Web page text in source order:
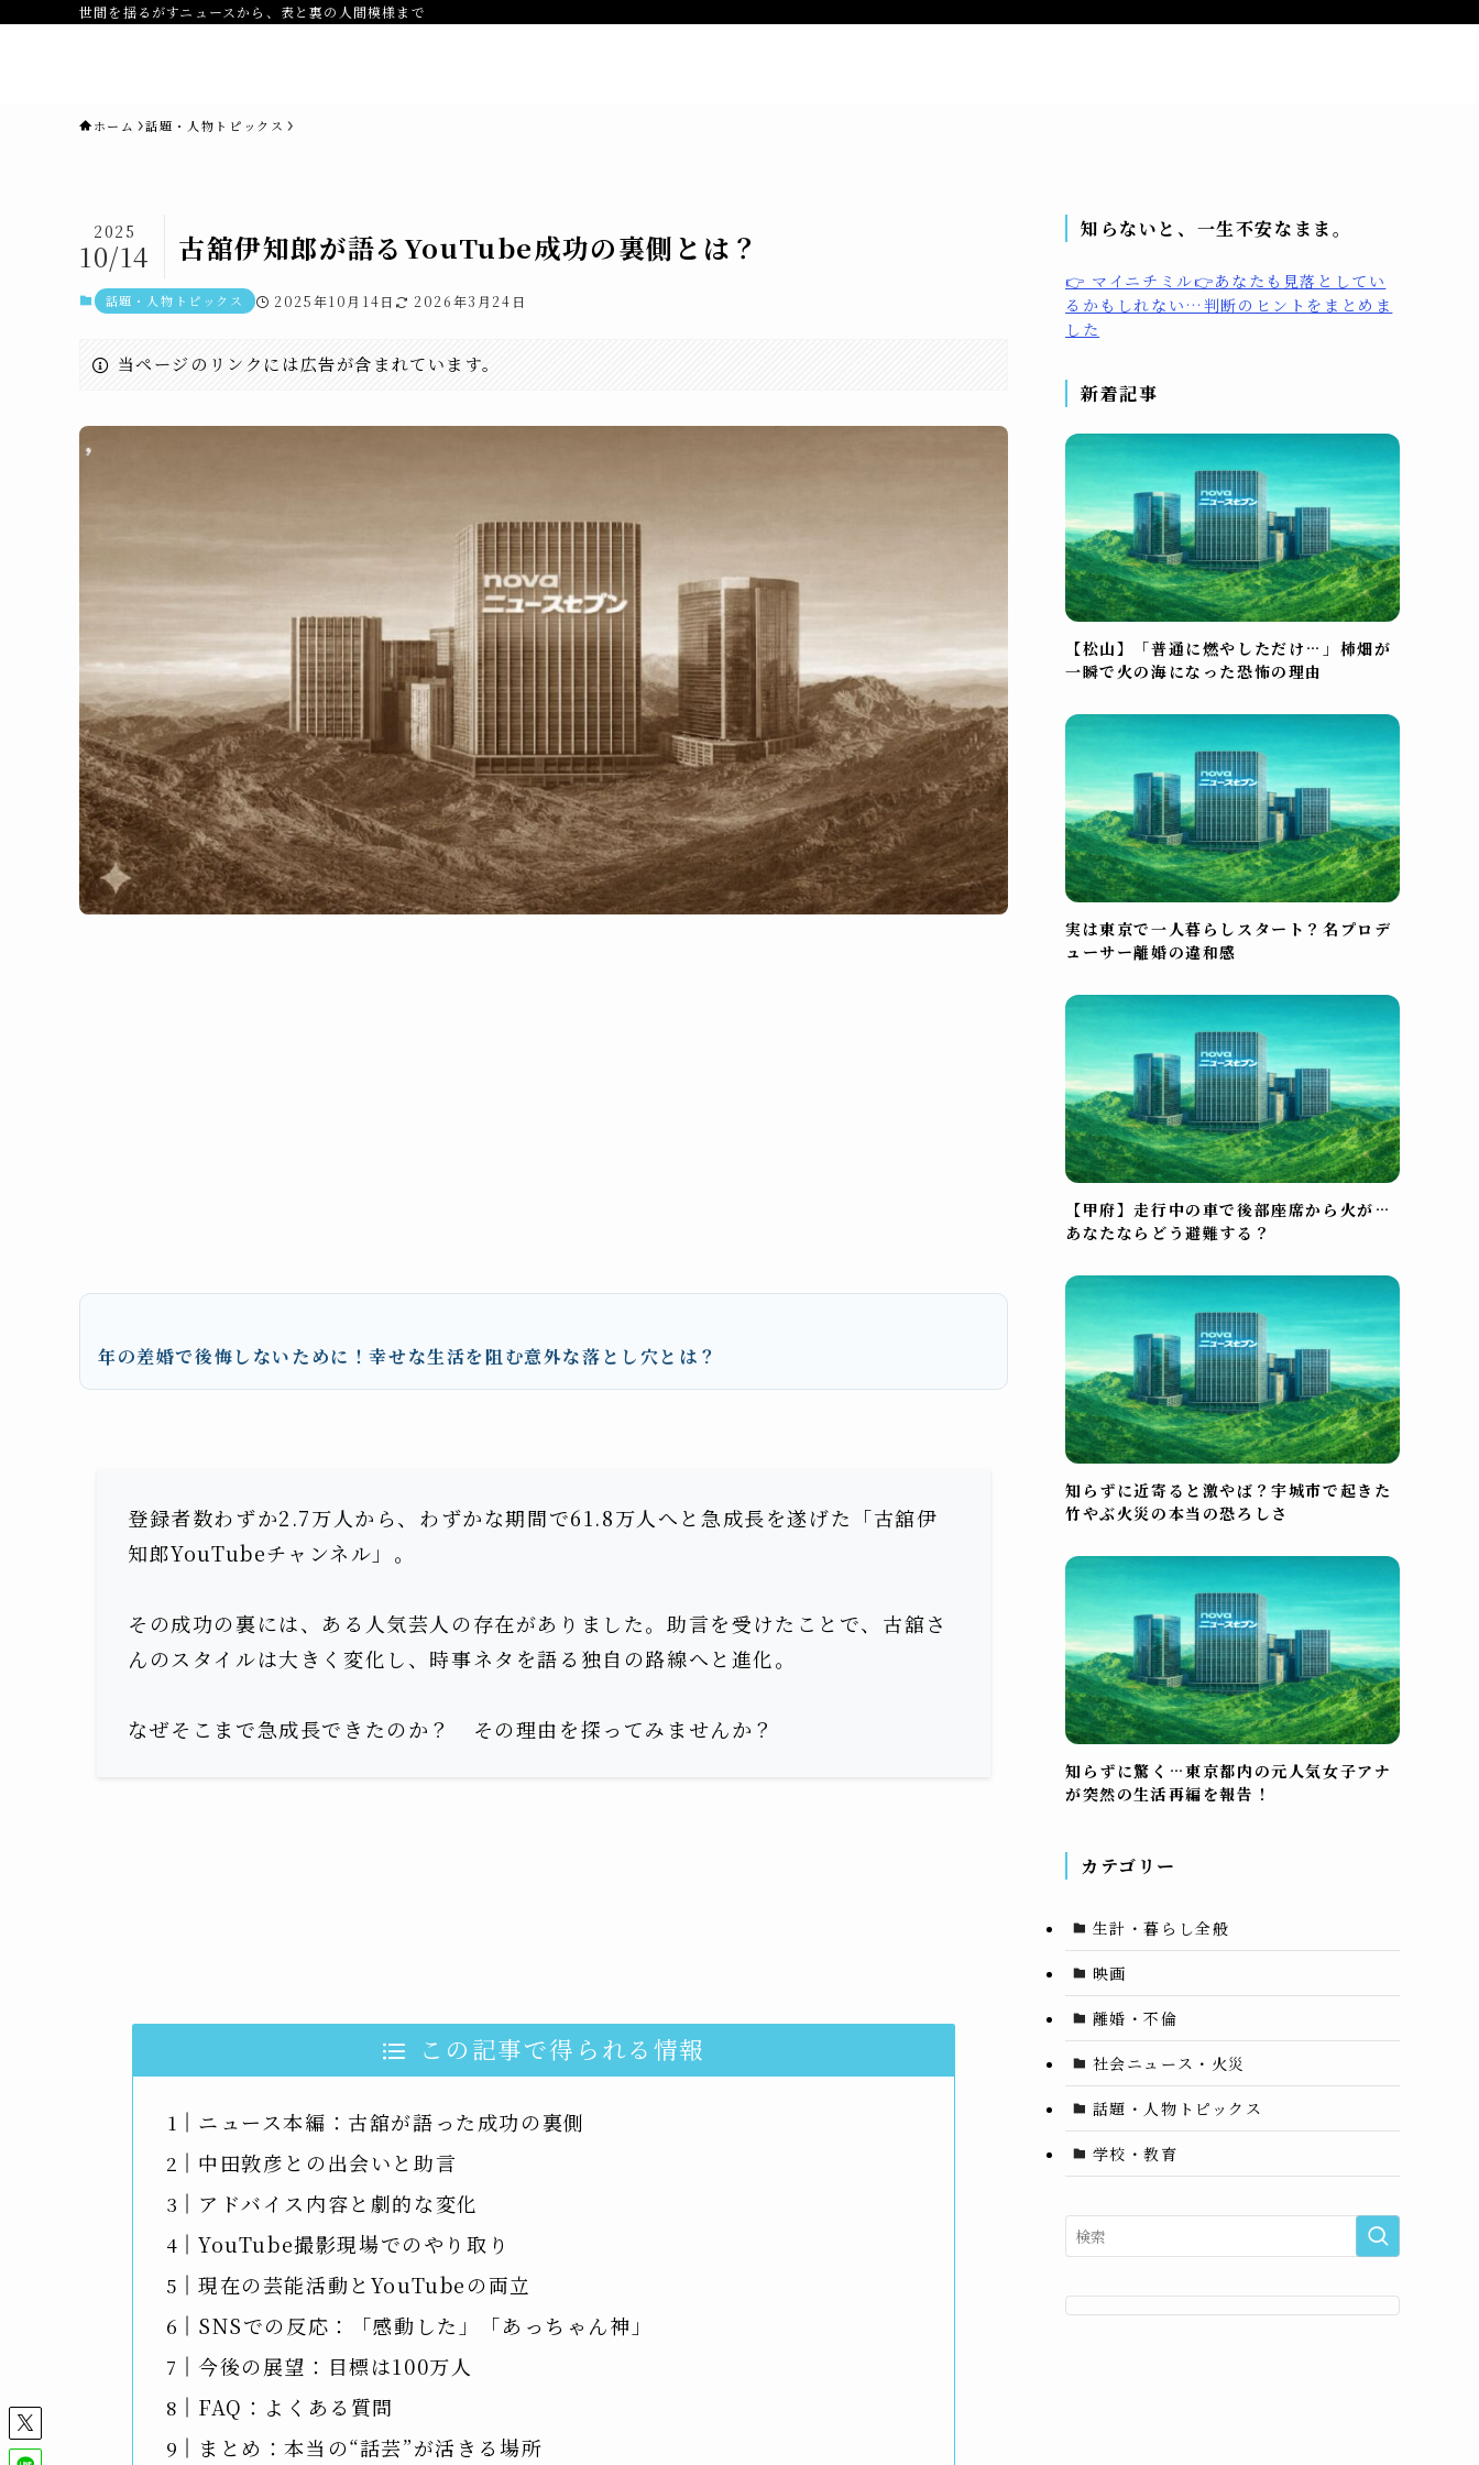
世間を揺るがすニュースから、表と裏の人間模様まで
ホーム 話題・人物トピックス
古舘伊知郎が語るYouTube成功の裏側とは？
2025
10/14
話題・人物トピックス 2025年10月14日 2026年3月24日
当ページのリンクには広告が含まれています。
年の差婚で後悔しないために！幸せな生活を阻む意外な落とし穴とは？
登録者数わずか2.7万人から、わずかな期間で61.8万人へと急成長を遂げた「古舘伊
知郎YouTubeチャンネル」。
その成功の裏には、ある人気芸人の存在がありました。助言を受けたことで、古舘さ
んのスタイルは大きく変化し、時事ネタを語る独自の路線へと進化。
なぜそこまで急成長できたのか？ その理由を探ってみませんか？
この記事で得られる情報
ニュース本編：古舘が語った成功の裏側
中田敦彦との出会いと助言
アドバイス内容と劇的な変化
YouTube撮影現場でのやり取り
現在の芸能活動とYouTubeの両立
SNSでの反応：「感動した」「あっちゃん神」
今後の展望：目標は100万人
FAQ：よくある質問
まとめ：本当の“話芸”が活きる場所
知らないと、一生不安なまま。
👉 マイニチミル👉あなたも見落としてい
るかもしれない…判断のヒントをまとめま
した
新着記事
【松山】「普通に燃やしただけ…」柿畑が
一瞬で火の海になった恐怖の理由
実は東京で一人暮らしスタート？名プロデ
ューサー離婚の違和感
【甲府】走行中の車で後部座席から火が…
あなたならどう避難する？
知らずに近寄ると激やば？宇城市で起きた
竹やぶ火災の本当の恐ろしさ
知らずに驚く…東京都内の元人気女子アナ
が突然の生活再編を報告！
カテゴリー
生計・暮らし全般
映画
離婚・不倫
社会ニュース・火災
話題・人物トピックス
学校・教育